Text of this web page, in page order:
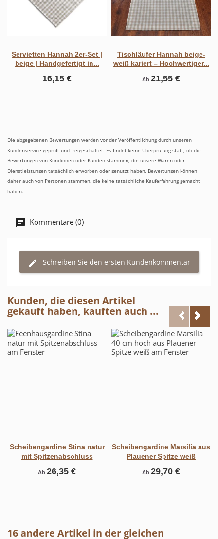
Servietten Hannah 2er-Set |
beige | Handgefertigt in...
16,15 €
Tischläufer Hannah beige-
weiß kariert – Hochwertiger...
Ab 21,55 €
Die abgegebenen Bewertungen werden vor der Veröffentlichung durch unseren
Kundenservice geprüft und freigeschaltet. Es findet keine Überprüfung statt, ob die
Bewertungen von Kundinnen oder Kunden stammen, die unsere Waren oder
Dienstleistungen tatsächlich erworben oder genutzt haben. Bewertungen können
daher auch von Personen stammen, die keine tatsächliche Kauferfahrung gemacht
haben.
Kommentare (0)
Schreiben Sie den ersten Kundenkommentar
Kunden, die diesen Artikel
gekauft haben, kauften auch ...
Scheibengardine Stina natur
mit Spitzenabschluss
Ab 26,35 €
Scheibengardine Marsilia aus
Plauener Spitze weiß
Ab 29,70 €
16 andere Artikel in der gleichen